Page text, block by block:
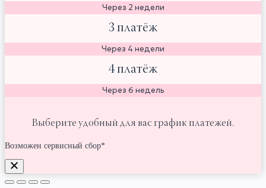
Через 2 недели
3 платёж
Через 4 недели
4 платёж
Через 6 недель
Выберите удобный для вас график платежей.
Возможен сервисный сбор*